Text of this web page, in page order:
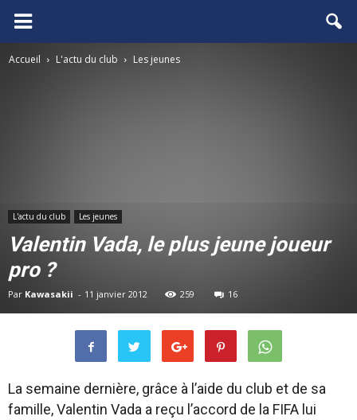
FCGB.net
Accueil L'actu du club Les jeunes
L'actu du club Les jeunes
Valentin Vada, le plus jeune joueur
pro ?
Par Kawasakii - 11 janvier 2012 259 16
La semaine dernière, grâce à l’aide du club et de sa
famille, Valentin Vada a reçu l’accord de la FIFA lui